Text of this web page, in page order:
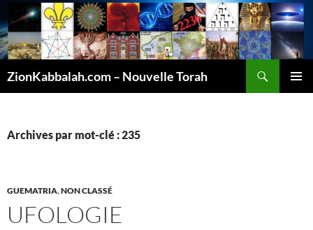
ZionKabbalah.com – Nouvelle Torah
Archives par mot-clé : 235
GUEMATRIA,NON CLASSÉ
UFOLOGIE